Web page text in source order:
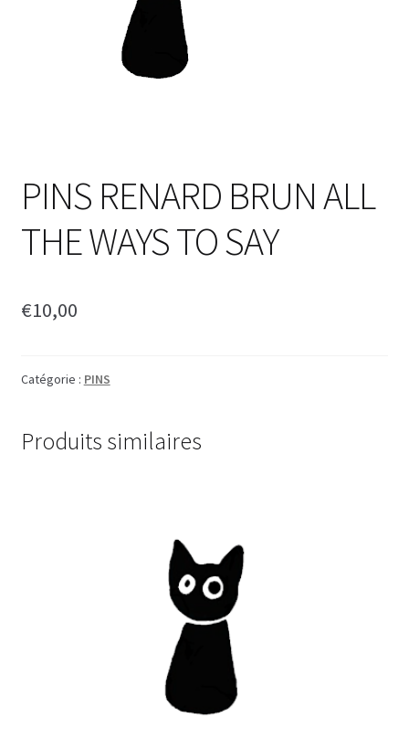
PINS RENARD BRUN ALL
THE WAYS TO SAY
€10,00
Catégorie : PINS
Produits similaires